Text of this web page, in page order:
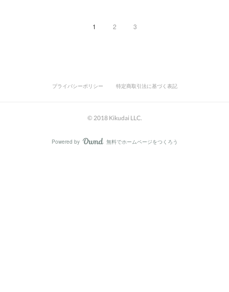
1 2 3
プライバシーポリシー 特定商取引法に基づく表記
© 2018 Kikudai LLC.
Powered by AmebaOwnd
無料でホームページをつくろう